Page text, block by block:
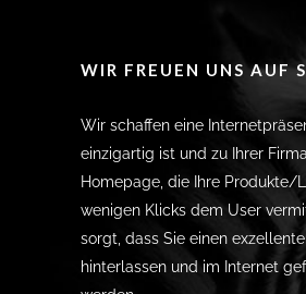
WIR FREUEN UNS AUF
Wir schaffen eine
einzigartig ist und zu Ihrer
Homepage, die Ihre Produkte/
wenigen Klicks dem User
sorgt, dass Sie einen
hinterlassen und im Internet